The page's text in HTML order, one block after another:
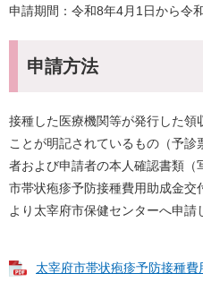
申請期間：令和8年4月1日から令
申請方法
接種した医療機関等が発行した領
ことが明記されているもの（予
者および申請者の本人確認書類
市帯状疱疹予防接種費用助成金交
より太宰府市保健センターへ申請
太宰府市帯状疱疹予防接種